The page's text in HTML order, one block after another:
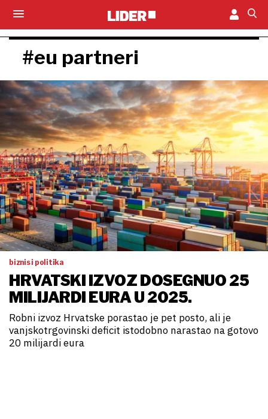
#eu partneri
biznis i politika
HRVATSKI IZVOZ DOSEGNUO 25
MILIJARDI EURA U 2025.
Robni izvoz Hrvatske porastao je pet posto, ali je
vanjskotrgovinski deficit istodobno narastao na gotovo
20 milijardi eura